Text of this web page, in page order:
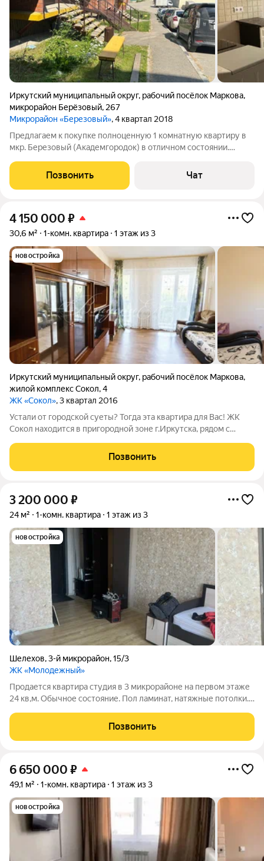
Иркутский муниципальный округ, рабочий посёлок Маркова,
микрорайон Берёзовый, 267
Микрорайон «Березовый», 4 квартал 2018
Предлагаем к покупке полноценную 1 комнатную квартиру в
мкр. Березовый (Академгородок) в отличном состоянии.
доступности магазин Экономия, дет.сад, пвз, ателье и др. Дом
кирпичный, общая площадь
Позвонить Чат
4 150 000 ₽
30,6 м² 1-комн. квартира 1 этаж из 3
новостройка
Иркутский муниципальный округ, рабочий посёлок Маркова,
жилой комплекс Сокол,4
ЖК «Сокол», 3 квартал 2016
Устали от городской суеты? Тогда эта квартира для Вас! ЖК
Сокол находится в пригородной зоне г.Иркутска, рядом с
тихое, комфортное проживание за городом, среди
живописного лесного массива, в шаговой
Позвонить
3 200 000 ₽
24 м² 1-комн. квартира 1 этаж из 3
новостройка
Шелехов,3-й микрорайон,15/3
ЖК «Молодежный»
Продается квартира студия в 3 микрорайоне на первом этаже
24 кв,м. Обычное состояние. Пол ламинат, натяжные потолки.
Квартира подходит под семейную ипотеку. В собственности
более 3 х лет.
Позвонить
6 650 000 ₽
49,1 м² 1-комн. квартира 1 этаж из 3
новостройка